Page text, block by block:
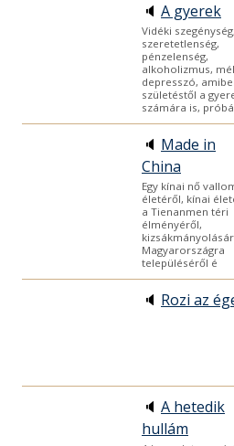
🔈 A gyerek
Vidéki szegénység,
szeretetlenség,
pénzelenség,
alkoholizmus,
depresszó,
születéstől a
számára is,
🔈 Made in
China
Egy kínai nő
életéről, kínai
a Tienanmen téri
élményéről,
Magyarországra
településéről é
🔈 Rozi az
🔈 A hetedik
hullám